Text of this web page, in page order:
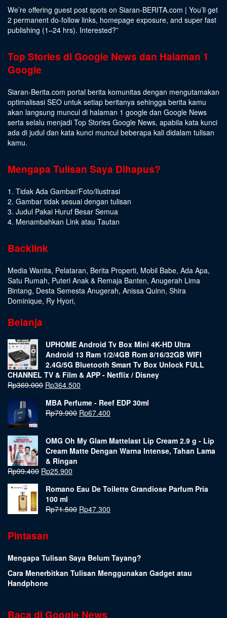
We’re offering guest post spots on Siaran-BERITA.com | You’ll get
2 permanent do-follow links, homepage exposure, and super fast
publishing (1–24 hrs). Interested?”
Top Stories di Google News dan Halaman 1
Google
Siaran-Berita.com portal berita komunitas dengan mengutamakan
optimalisasi SEO untuk setiap beritanya sehingga berita kamu
akan langsung muncul di halaman 1 google dan Google News
serta selalu menjadi Top Stories Google News, apabila kata kunci
ada di judul dan kata kunci muncul beberapa kali didalam tulisan
kamu.
Mengapa Tulisan Saya Dihapus?
1. Tidak Ada Gambar/Foto/Ilustrasi
2. Gambar tidak sesuai dengan tulisan
3. Judul Pakai Huruf Besar Semua
4. Menambahkan Link atau Tautan
Backlink
Media Wanita, Pelataran, Berita Properti, Mobil Babe, Ada Apa,
Satu Rumah, Puteri Anak & Remaja Banten, Anugerah Lima
Bintang, Desta Semesta Anugerah, Anissa Quinn, Shira
Dominique, Ry Hyori,
Belanja
UPHOME Android Tv Box Mini 4K-HD Ultra
Android 13 Ram 1/2/4GB Rom 8/16/32GB WIFI
2.4G/5G Bluetooth Smart Tv Box Unlock FULL
CHANNEL TV & Film & APP - Netflix / Disney
Rp369.000 Rp364.500
MBA Perfume - Reef EDP 30ml
Rp79.900 Rp67.400
OMG Oh My Glam Mattelast Lip Cream 2.9 g - Lip
Cream Matte Dengan Warna Intense, Tahan Lama
& Ringan
Rp99.400 Rp25.900
Romano Eau De Toilette Grandiose Parfum Pria
100 ml
Rp71.500 Rp47.300
Pintasan
Mengapa Tulisan Saya Belum Tayang?
Cara Menerbitkan Tulisan Menggunakan Gadget atau
Handphone
Baca di Google News